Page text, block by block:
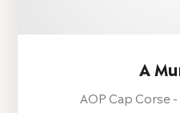
A
AOP Cap Corse